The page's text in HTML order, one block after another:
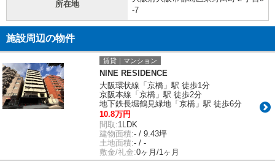
所在地
-7
施設周辺の物件
賃貸｜マンション
NINE RESIDENCE
大阪環状線「京橋」駅 徒歩1分
京阪本線「京橋」駅 徒歩2分
地下鉄長堀鶴見緑地「京橋」駅 徒歩6分
10.8万円
間取:1LDK
建物面積:- / 9.43坪
土地面積:- / -
敷金/礼金:0ヶ月/1ヶ月